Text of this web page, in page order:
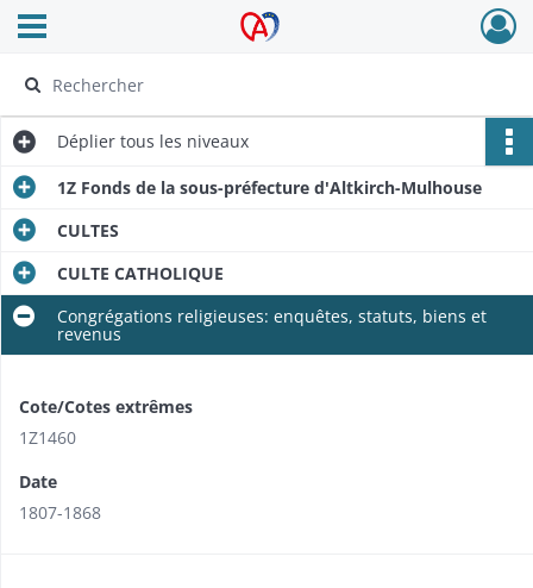
Archives Alsace - Colmar
Ouvrir le menu déroulant
Déplier tous les niveaux
1Z Fonds de la sous-préfecture d'Altkirch-Mulhouse
CULTES
CULTE CATHOLIQUE
Congrégations religieuses: enquêtes, statuts, biens et
revenus
Cote/Cotes extrêmes
1Z1460
Date
1807-1868